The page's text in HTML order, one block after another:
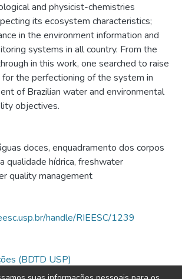
and physicist-chemistries
its ecosystem characteristics;
in the environment information and
systems in all country. From the
in this work, one searched to raise
the perfectioning of the system in
of Brazilian water and environmental
objectives.
doces, enquadramento dos corpos
qualidade hídrica, freshwater
quality management
handle/RIEESC/1239
(BDTD USP)